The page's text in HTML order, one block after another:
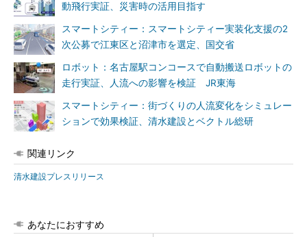
動飛行実証、災害時の活用目指す
スマートシティー：スマートシティー実装化支援の2
次公募で江東区と沼津市を選定、国交省
ロボット：名古屋駅コンコースで自動搬送ロボットの
走行実証、人流への影響を検証 JR東海
スマートシティー：街づくりの人流変化をシミュレー
ションで効果検証、清水建設とベクトル総研
関連リンク
清水建設プレスリリース
あなたにおすすめ